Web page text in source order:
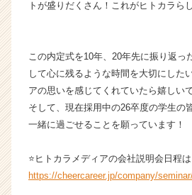
|
チ
ャ
ー・
成
長
企
か
ら
トが盛りだくさん！これがヒトカラら
この内定式を10年、20年先に振り返っ
して心に残るような時間を大切にした
アの思いを感じてくれていたら嬉しいで
そして、現在採用中の26卒度の学生の
一緒に過ごせることを願っています！
⭐️ヒトカラメディアの会社説明会日程は
https://cheercareer.jp/company/